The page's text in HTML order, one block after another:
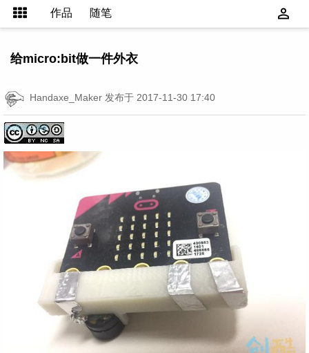
作品 随笔
给micro:bit做一件外衣
Handaxe_Maker 发布于 2017-11-30 17:40